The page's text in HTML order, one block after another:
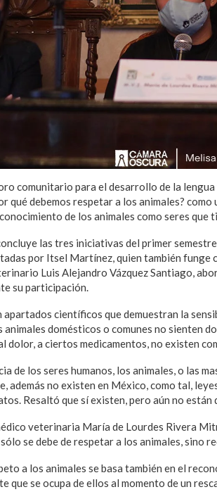
comunitario para el desarrollo de la
qué debemos respetar a los animales?
de los animales como seres que
las tres iniciativas del primer
por Itsel Martínez, quien también funge
Luis Alejandro Vázquez Santiago,
su participación.
apartados científicos que demuestran la
animales domésticos o comunes no sienten
dolor, a ciertos medicamentos, no existen
de los seres humanos, los animales, o las
además no existen en México, como tal,
Resaltó que sí existen, pero aún no están
veterinaria María de Lourdes Rivera
se debe de respetar a los animales, sino
a los animales se basa también en el
que se ocupa de ellos al momento de un